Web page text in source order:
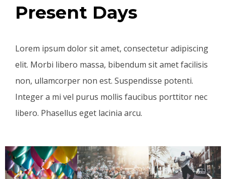
Present Days
Lorem ipsum dolor sit amet, consectetur adipiscing
elit. Morbi libero massa, bibendum sit amet facilisis
non, ullamcorper non est. Suspendisse potenti.
Integer a mi vel purus mollis faucibus porttitor nec
libero. Phasellus eget lacinia arcu.